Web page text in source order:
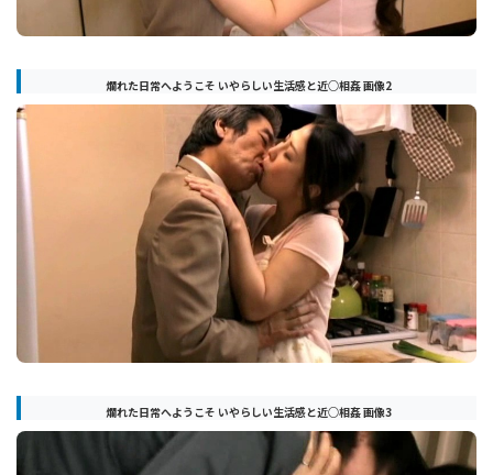
爛れた日常へようこそ いやらしい生活感と近○相姦 画像2
爛れた日常へようこそ いやらしい生活感と近○相姦 画像3